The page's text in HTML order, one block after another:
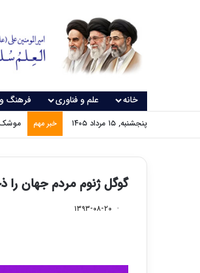
خانه علم و فناوری فرهنگ
پنجشنبه, ۱۵ مرداد ۱۴۰۵ خبر مهم
گوگل ژنوم مردم جهان را
۱۳۹۳-۰۸-۲۰